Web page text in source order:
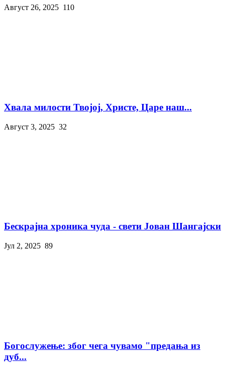
Август 26, 2025 110
Хвала милости Твојој, Христе, Царе наш...
Август 3, 2025 32
Бескрајна хроника чуда - свети Јован Шангајски
Јул 2, 2025 89
Богослужење: због чега чувамо "предања из
дуб...